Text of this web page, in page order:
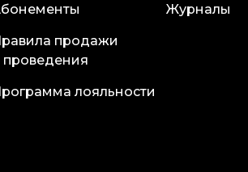
продажи
проведения
лояльности
Журналы